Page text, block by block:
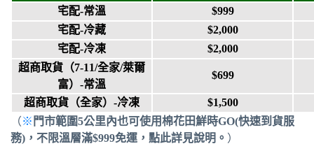
宅配-常溫
$999
宅配-冷藏
$2,000
宅配-冷凍
$2,000
超商取貨 （7-11/全家/萊爾
富） -常溫
$699
超商取貨（全家）-冷凍
$1,500
（※ 門市範圍5公里內也可使用棉花田鮮時GO(快速到貨服
務) ， 不限溫層滿$999免運 ，點此詳見說明。 ）